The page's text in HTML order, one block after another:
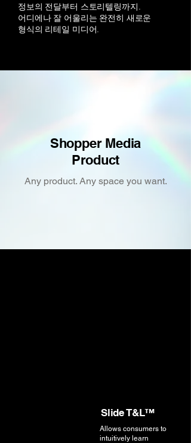
정보의 전달부터 스토리텔링까지.
어디에나 잘 어울리는 완전히 새로운
형식의 리테일 미디어.
Shopper Media
Product
Any product. Any space you want.
Slide T&L™
Allows consumers to
intuitively learn